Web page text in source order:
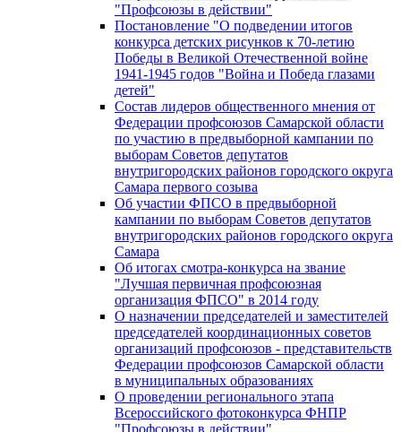
"Профсоюзы в действии"
Постановление "О подведении итогов
конкурса детских рисунков к 70-летию
Победы в Великой Отечественной войне
1941-1945 годов "Война и Победа глазами
детей"
Состав лидеров общественного мнения от
Федерации профсоюзов Самарской области
по участию в предвыборной кампании по
выборам Советов депутатов
внутригородских районов городского округа
Самара первого созыва
Об участии ФПСО в предвыборной
кампании по выборам Советов депутатов
внутригородских районов городского округа
Самара
Об итогах смотра-конкурса на звание
"Лучшая первичная профсоюзная
организация ФПСО" в 2014 году
О назначении председателей и заместителей
председателей координационных советов
организаций профсоюзов - представительств
Федерации профсоюзов Самарской области
в муниципальных образованиях
О проведении регионального этапа
Всероссийского фотоконкурса ФНПР
"Профсоюзы в действии"